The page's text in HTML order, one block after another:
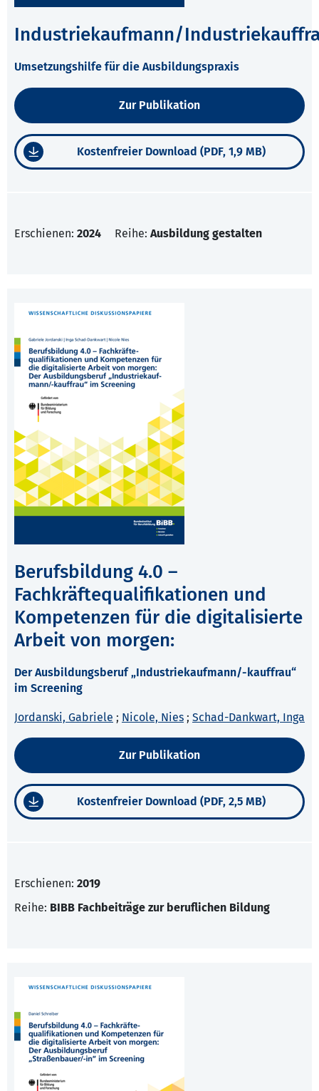
Industriekaufmann/
Umsetzungshilfe für die Ausbildungspraxis
Zur Publikation
Kostenfreier Download (PDF, 1,9 MB)
Erschienen: 2024 Reihe: Ausbildung gestalten
Berufsbildung 4.0 –
Fachkräftequalifikationen und
Kompetenzen für die digitalisierte
Arbeit von morgen:
Der Ausbildungsberuf „Industriekaufmann/-kauffrau“
im Screening
Jordanski, Gabriele ; Nicole, Nies ; Schad-Dankwart, Inga
Zur Publikation
Kostenfreier Download (PDF, 2,5 MB)
Erschienen: 2019
Reihe: BIBB Fachbeiträge zur beruflichen Bildung